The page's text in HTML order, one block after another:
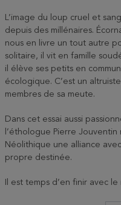
L’image du loup cruel et
depuis des millénaires.
nous en livre un tout autre
solitaire, il vit en famille
il élève ses petits en
écologique. C’est un
membres de sa meute.
Dans cet essai aussi
l’éthologue Pierre
Néolithique une alliance
propre destinée.
Il est temps d’en finir avec